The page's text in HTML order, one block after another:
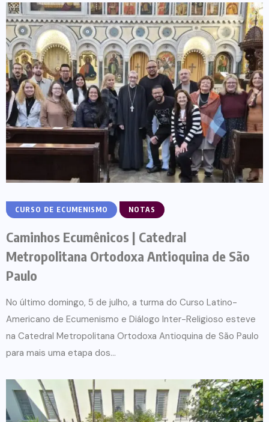
CURSO DE ECUMENISMO NOTAS
Caminhos Ecumênicos | Catedral
Metropolitana Ortodoxa Antioquina de São
Paulo
No último domingo, 5 de julho, a turma do Curso Latino-
Americano de Ecumenismo e Diálogo Inter-Religioso esteve
na Catedral Metropolitana Ortodoxa Antioquina de São Paulo
para mais uma etapa dos...